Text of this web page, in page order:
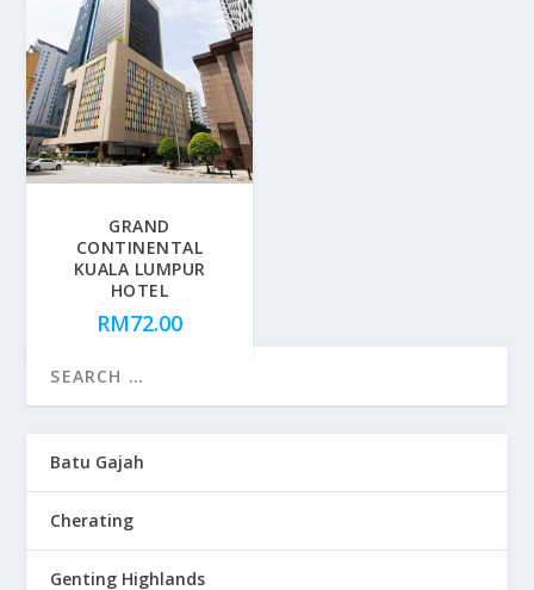
GRAND
CONTINENTAL
KUALA LUMPUR
HOTEL
RM72.00
Batu Gajah
Cherating
Genting Highlands